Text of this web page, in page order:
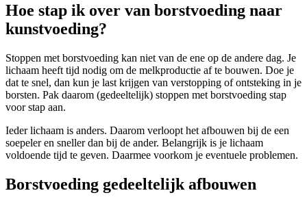
Hoe stap ik over van borstvoeding naar
kunstvoeding?
Stoppen met borstvoeding kan niet van de ene op de andere dag. Je
lichaam heeft tijd nodig om de melkproductie af te bouwen. Doe je
dat te snel, dan kun je last krijgen van verstopping of ontsteking in je
borsten. Pak daarom (gedeeltelijk) stoppen met borstvoeding stap
voor stap aan.
Ieder lichaam is anders. Daarom verloopt het afbouwen bij de een
soepeler en sneller dan bij de ander. Belangrijk is je lichaam
voldoende tijd te geven. Daarmee voorkom je eventuele problemen.
Borstvoeding gedeeltelijk afbouwen